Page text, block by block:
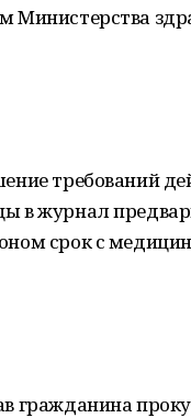
Министерства
требований
в журнал
срок с
гражданина